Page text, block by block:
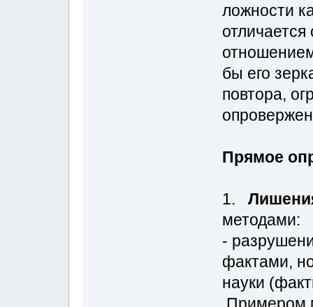
ложности
бы его
повтора,
Прямое
1.
методами:
-
фактами,
науки